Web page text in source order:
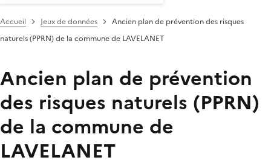
Accueil Jeux de données
Ancien plan de prévention des risques
naturels (PPRN) de la commune de LAVELANET
Ancien plan de prévention
des risques naturels (PPRN)
de la commune de
LAVELANET